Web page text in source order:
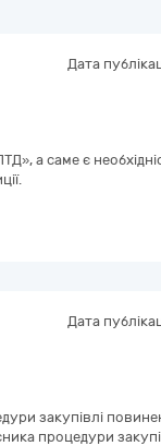
Дата
а саме є
Дата
закупівлі
процедури